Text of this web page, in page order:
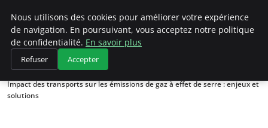
Climategatecountryclub.com
Accueil
Énergie et environnement
Impact des transports sur les émissions de gaz à effet de serre : enjeux et
solutions
Nous utilisons des cookies pour améliorer votre expérience
de navigation. En poursuivant, vous acceptez notre politique
de confidentialité. En savoir plus
Refuser Accepter